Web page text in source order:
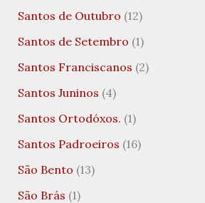
Santos de Outubro (12)
Santos de Setembro (1)
Santos Franciscanos (2)
Santos Juninos (4)
Santos Ortodóxos. (1)
Santos Padroeiros (16)
São Bento (13)
São Brás (1)